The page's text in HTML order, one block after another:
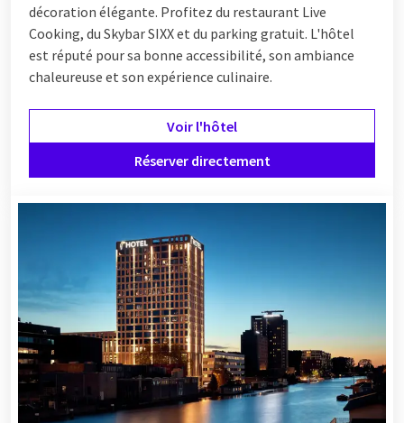
décoration élégante. Profitez du restaurant Live
Cooking, du Skybar SIXX et du parking gratuit. L'hôtel
est réputé pour sa bonne accessibilité, son ambiance
chaleureuse et son expérience culinaire.
Voir l'hôtel
Réserver directement